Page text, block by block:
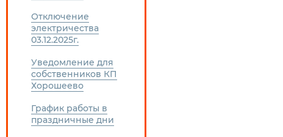
Отключение
электричества
03.12.2025г.
Уведомление для
собственников КП
Хорошеево
График работы в
праздничные дни